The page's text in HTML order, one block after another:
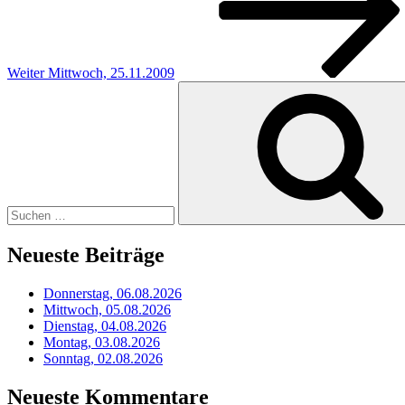
Weiter Mittwoch, 25.11.2009
Neueste Beiträge
Donnerstag, 06.08.2026
Mittwoch, 05.08.2026
Dienstag, 04.08.2026
Montag, 03.08.2026
Sonntag, 02.08.2026
Neueste Kommentare